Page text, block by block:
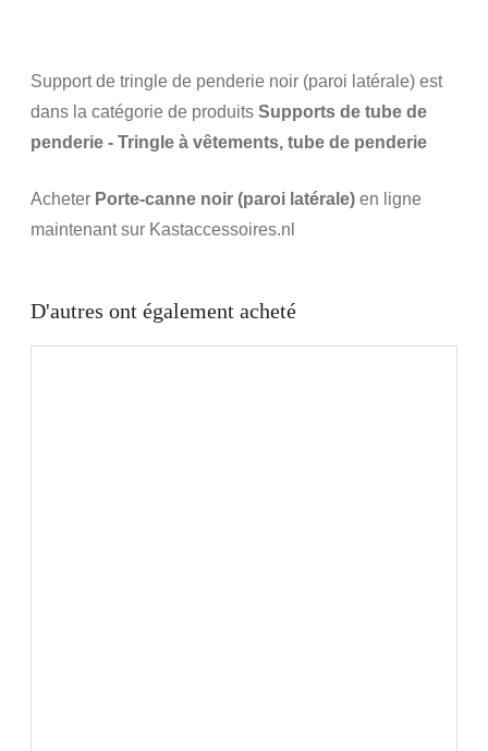
Support de tringle de penderie noir (paroi latérale) est
dans la catégorie de produits Supports de tube de
penderie - Tringle à vêtements, tube de penderie
Acheter Porte-canne noir (paroi latérale) en ligne
maintenant sur Kastaccessoires.nl
D'autres ont également acheté